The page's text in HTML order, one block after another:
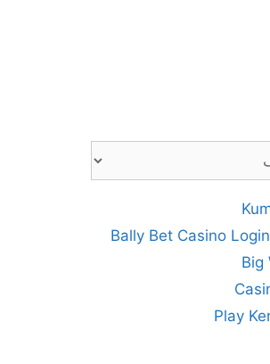
Bally Bet Casino
Big
Play